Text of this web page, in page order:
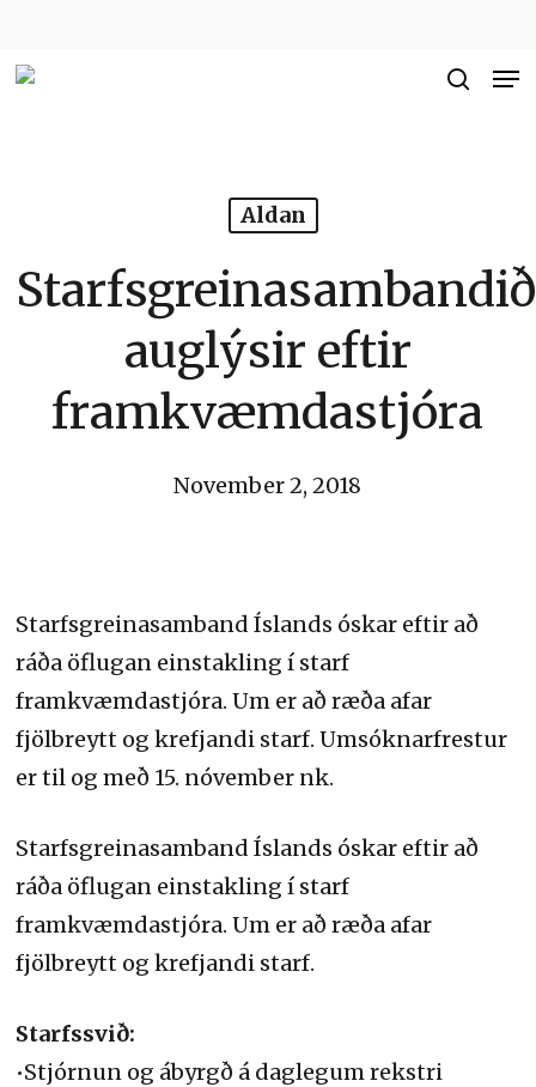
Aldan
Starfsgreinasambandið
auglýsir eftir
framkvæmdastjóra
November 2, 2018
Starfsgreinasamband Íslands óskar eftir að
ráða öflugan einstakling í starf
framkvæmdastjóra. Um er að ræða afar
fjölbreytt og krefjandi starf. Umsóknarfrestur
er til og með 15. nóvember nk.
Starfsgreinasamband Íslands óskar eftir að
ráða öflugan einstakling í starf
framkvæmdastjóra. Um er að ræða afar
fjölbreytt og krefjandi starf.
Starfssvið:
•Stjórnun og ábyrgð á daglegum rekstri
Close